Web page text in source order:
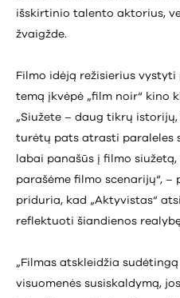
išskirtinio talento aktorius,
žvaigžde.
Filmo idėją režisierius vystyti
temą įkvėpė „film noir“ kino
„Siužete – daug tikrų
turėtų pats atrasti paraleles
labai panašūs į filmo
parašėme filmo scenarijų“, –
priduria, kad „Aktyvistas“
reflektuoti šiandienos
„Filmas atskleidžia
visuomenės susiskaldymą,